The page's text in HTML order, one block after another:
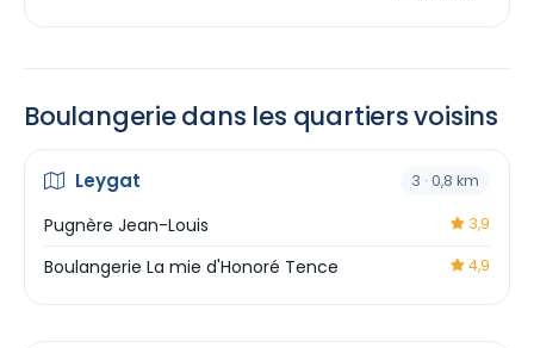
Boulangerie dans les quartiers voisins
Leygat 3 · 0,8 km
Pugnère Jean-Louis 3,9
Boulangerie La mie d'Honoré Tence 4,9